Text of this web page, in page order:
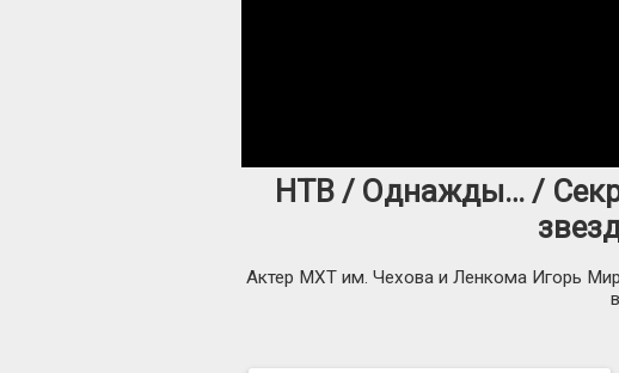
НТВ / Однажды… /
Актер МХТ им. Чехова и Ленкома Игорь